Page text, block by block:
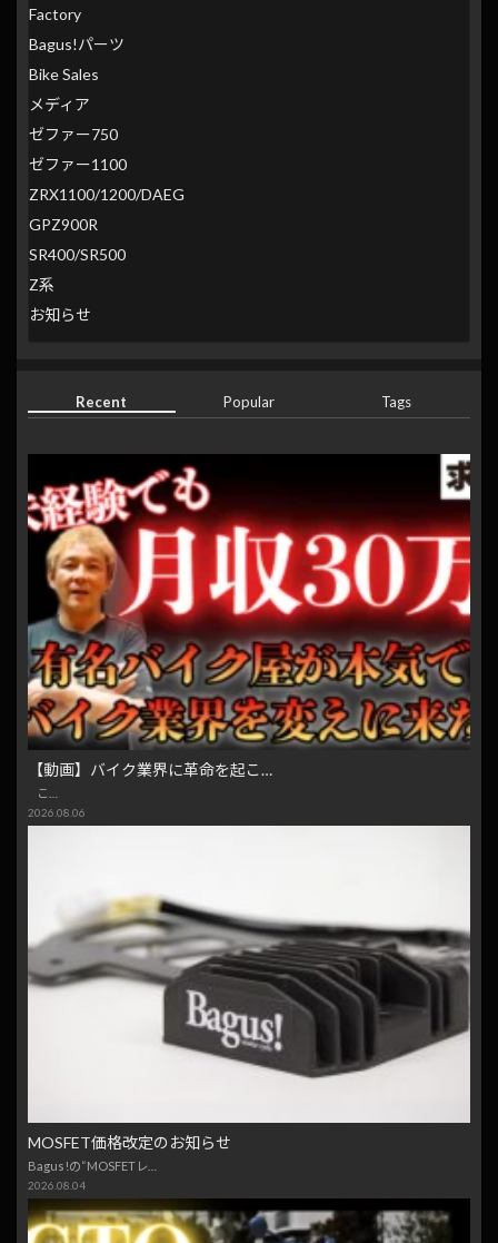
Factory
Bagus!パーツ
Bike Sales
メディア
ゼファー750
ゼファー1100
ZRX1100/1200/DAEG
GPZ900R
SR400/SR500
Z系
お知らせ
Recent Popular Tags
【動画】バイク業界に革命を起こ…
こ…
2026.08.06
MOSFET価格改定のお知らせ
Bagus!の“MOSFETレ…
2026.08.04